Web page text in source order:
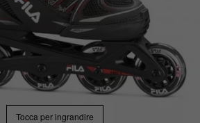
Tocca per ingrandire